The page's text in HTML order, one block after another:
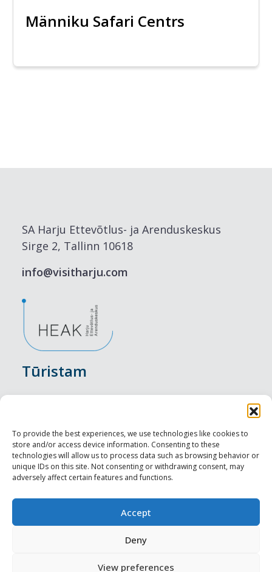
To provide the best experiences, we use technologies like cookies to
store and/or access device information. Consenting to these
technologies will allow us to process data such as browsing behavior or
unique IDs on this site. Not consenting or withdrawing consent, may
adversely affect certain features and functions.
Accept
Deny
View preferences
Männiku Safari Centrs
SA Harju Ettevõtlus- ja Arenduskeskus
Sirge 2, Tallinn 10618
info@visitharju.com
Tūristam
Nakšņošana
Vietas maltītei
Apskates objekti
Profesionāliem